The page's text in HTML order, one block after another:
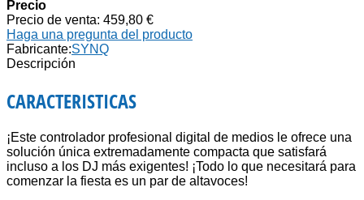
Precio
Precio de venta: 459,80 €
Haga una pregunta del producto
Fabricante:SYNQ
Descripción
CARACTERISTICAS
¡Este controlador profesional digital de medios le ofrece una
solución única extremadamente compacta que satisfará
incluso a los DJ más exigentes! ¡Todo lo que necesitará para
comenzar la fiesta es un par de altavoces!